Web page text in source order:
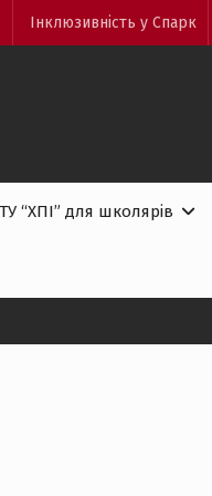
Інклюзивність у Спарк
“ХПІ” для школярів